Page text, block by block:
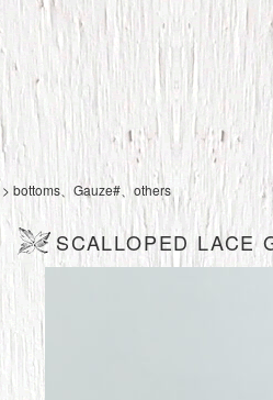
> bottoms Gauze# 、others
SCALLOPED LACE